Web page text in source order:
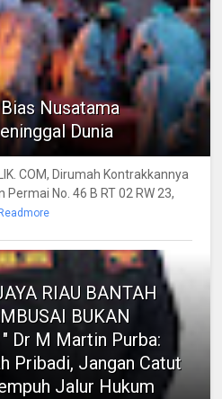
Nusatama
Dunia
COM, Dirumah Kontrakkannya
No. 46 B RT 02 RW 23,
Readmore
RIAU BANTAH
BUKAN
Dr M Martin Purba:
Pribadi, Jangan Catut
Jalur Hukum